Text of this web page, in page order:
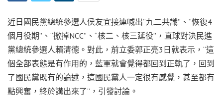
近日國民黨總統參選人侯友宜接連喊出“九二共識”、“恢復4
個月役期”、“撤掉NCC”、“核二、核三延役”，直球對決民進
黨總統參選人賴清德。對此，前立委郭正亮3日就表示，“這
個全部表態是有作用的，藍軍就會覺得都回到正軌了，回到
了國民黨既有的論述，這國民黨人一定很有感覺，甚至都有
點興奮，終於講出來了”，引發討論。